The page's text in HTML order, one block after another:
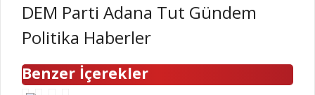
DEM Parti Adana Tut Gündem
Politika Haberler
Benzer İçerekler